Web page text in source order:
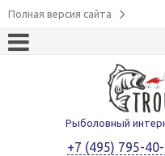
Полная версия сайта
Рыболовный
+7 (495) 795-